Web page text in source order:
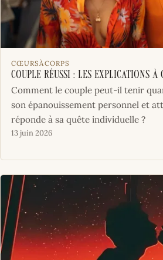
CŒURSÀCORPS
Couple réussi : les explications
Comment le couple peut-il tenir
son épanouissement personnel et
réponde à sa quête individuelle ?
13 juin 2026